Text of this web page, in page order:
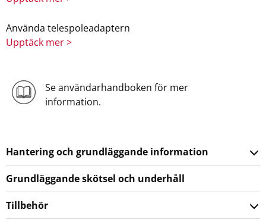
Använda telespoleadaptern
Upptäck mer >
Se användarhandboken för mer
information.
Hantering och grundläggande information
Grundläggande skötsel och underhåll
Tillbehör